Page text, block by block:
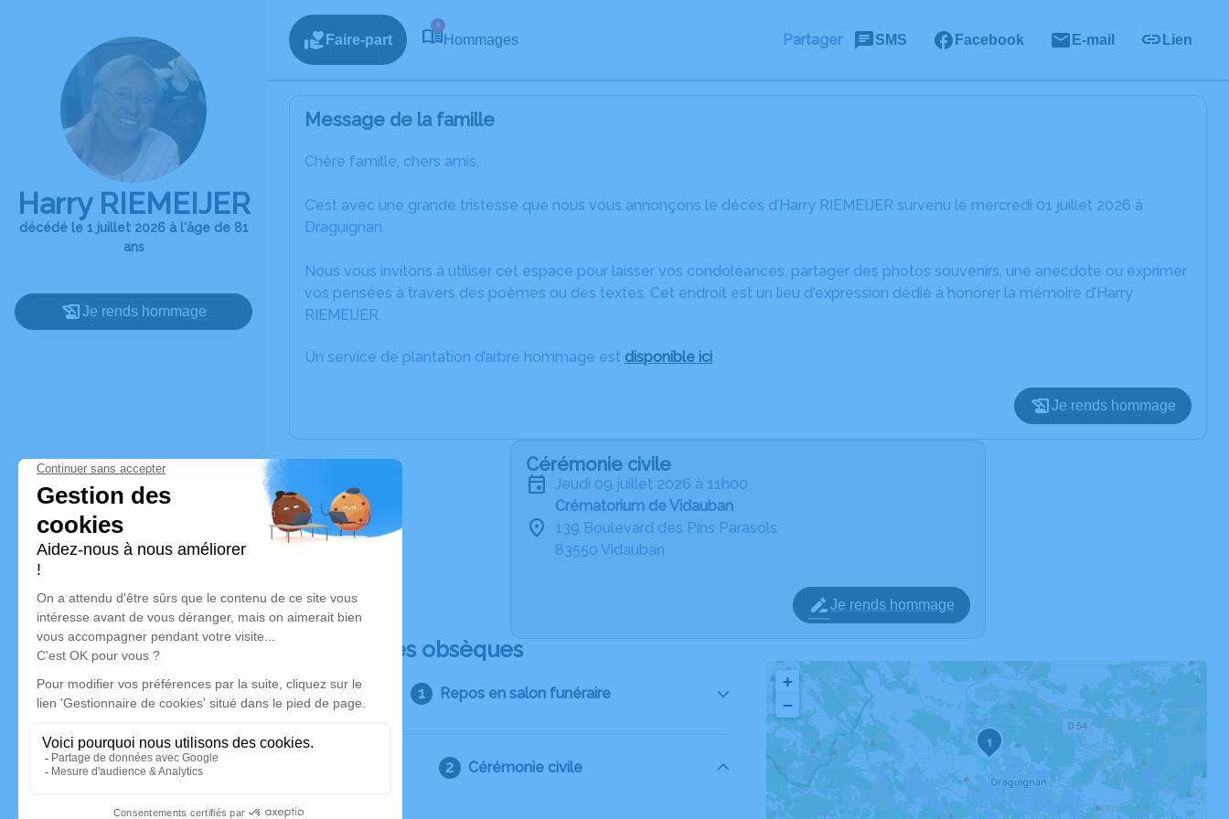
Harry RIEMEIJER
décédé le 1 juillet 2026 à l'âge de 81
ans
Je rends hommage
Faire-part
8
Hommages Partager SMS Facebook E-mail Lien
Message de la famille
Chère famille, chers amis,
C’est avec une grande tristesse que nous vous annonçons le décès d’Harry RIEMEIJER survenu le mercredi 01 juillet 2026 à
Draguignan.
Nous vous invitons à utiliser cet espace pour laisser vos condoléances, partager des photos souvenirs, une anecdote ou exprimer
vos pensées à travers des poèmes ou des textes. Cet endroit est un lieu d'expression dédié à honorer la mémoire d’Harry
RIEMEIJER.
Un service de plantation d’arbre hommage est disponible ici.
Je rends hommage
Cérémonie civile
jeudi 09 juillet 2026 à 11h00
Crématorium de Vidauban
139 Boulevard des Pins Parasols
83550 Vidauban
Je rends hommage
Déroulé des obsèques
Repos en salon funéraire
Cérémonie civile
1
+
−